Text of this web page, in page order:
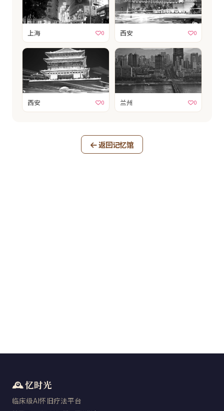
上海 0 西安 0
西安 0 兰州 0
返回记忆馆
🕰️ 忆时光
临床级AI怀旧疗法平台